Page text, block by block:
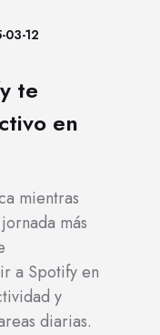
03-12
te
en
mientras
más
a Spotify en
y
diarias.